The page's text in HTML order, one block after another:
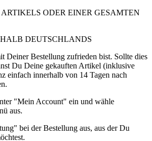
ODER EINER GESAMTEN
DEUTSCHLANDS
Deiner Bestellung zufrieden bist. Sollte dies
Du Deine gekauften Artikel (inklusive
einfach innerhalb von 14 Tagen nach
"Mein Account" ein und wähle
aus.
bei der Bestellung aus, aus der Du